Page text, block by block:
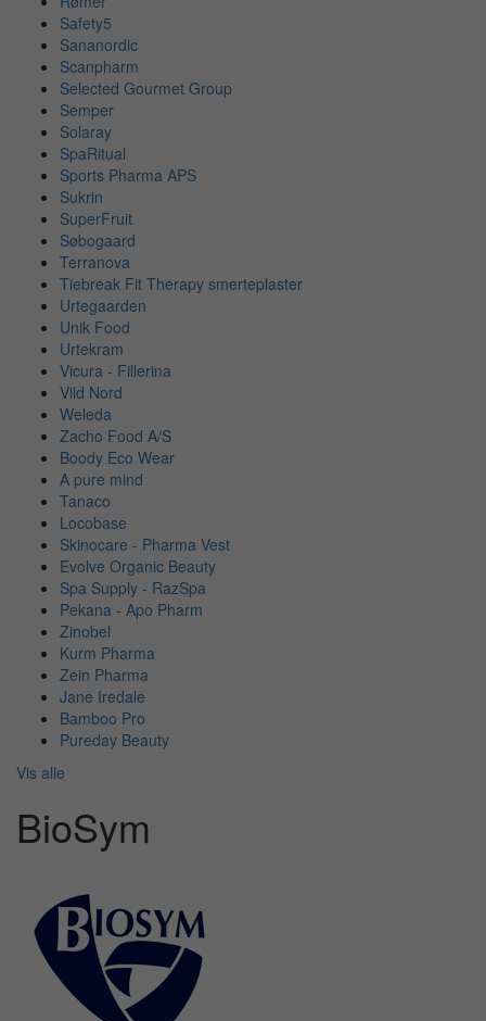
Safety5
Sananordic
Scanpharm
Selected Gourmet Group
Semper
Solaray
SpaRitual
Sports Pharma APS
Sukrin
SuperFruit
Søbogaard
Terranova
Tiebreak Fit Therapy smerteplaster
Urtegaarden
Unik Food
Urtekram
Vicura - Fillerina
Vild Nord
Weleda
Zacho Food A/S
Boody Eco Wear
A pure mind
Tanaco
Locobase
Skinocare - Pharma Vest
Evolve Organic Beauty
Spa Supply - RazSpa
Pekana - Apo Pharm
Zinobel
Kurm Pharma
Zein Pharma
Jane Iredale
Bamboo Pro
Pureday Beauty
Vis alle
BioSym